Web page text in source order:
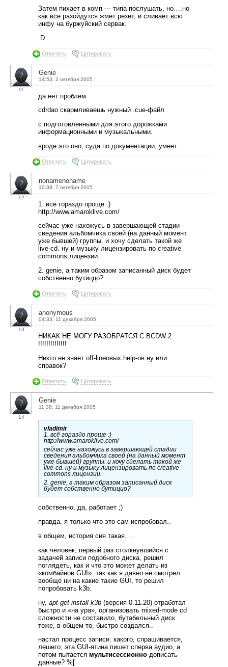
Затем пихает в комп — типа послушать, но….но
как все разойдутся жмет резет, и сливает всю
инфу на буржуйский сервак.
:D
Ответить Цитировать
11
Genie
14:53, 2 октября 2005
да нет проблем.
cdrdao скармливаешь нужный .cue-файл
с подготовленными для этого дорожками
информационными и музыкальными.
вроде это оно, судя по документации, умеет.
Ответить Цитировать
12
nonamenoname
10:38, 7 октября 2005
1. всё гораздо проще :)
http://www.amaroklive.com/
сейчас уже нахожусь в завершающей стадии
сведения альбомчика своей (на данный момент
уже бывшей) группы. и хочу сделать такой же
live-cd. ну и музыку лицензировать по creative
commons лицензии.
2. genie, а таким образом записанный диск будет
собственно бутиццо?
Ответить Цитировать
13
anonymous
04:33, 11 декабря 2005
НИКАК НЕ МОГУ РАЗОБРАТСЯ С BCDW 2
!!!!!!!!!!!!!!
Никто не знает off-lineовых help-ов ну или
справок?
Ответить Цитировать
14
Genie
11:38, 11 декабря 2005
vladimir
1. всё гораздо проще :)
http://www.amaroklive.com/
сейчас уже нахожусь в завершающей стадии
сведения альбомчика своей (на данный момент
уже бывшей) группы. и хочу сделать такой же
live-cd. ну и музыку лицензировать по creative
commons лицензии.
2. genie, а таким образом записанный диск
будет собственно бутиццо?
собственно, да, работает ;)
правда, я только что это сам испробовал..
в общем, история сия такая….
как человек, первый раз столкнувшийся с
задачей записи подобного диска, решил
поглядеть, как и что это может делать из
«комбайнов GUI». так как я давно не смотрел
вообще ни на какие такие GUI, то решил
попробовать k3b.
ну, apt-get install k3b (версия 0.11.20) отработал
быстро и «на ура», организовать mixed-mode cd
сложности не составило, бутабельный диск
тоже, в общем-то, быстро создался..
настал процесс записи. какого, спрашивается,
лешего, эта GUI-ятина пишет сперва аудио, а
потом пытается мультисессионно дописать
данные? %[